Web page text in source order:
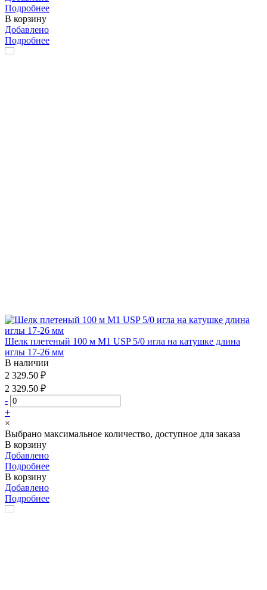
Подробнее
В корзину
Добавлено
Подробнее
Шелк плетеный 100 м М1 USP 5/0 игла на катушке длина
иглы 17-26 мм
В наличии
2 329.50 ₽
2 329.50 ₽
-
+
×
Выбрано максимальное количество, доступное для заказа
В корзину
Добавлено
Подробнее
В корзину
Добавлено
Подробнее